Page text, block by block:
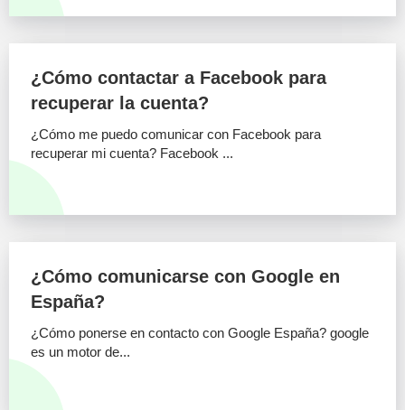
¿Cómo contactar a Facebook para
recuperar la cuenta?
¿Cómo me puedo comunicar con Facebook para
recuperar mi cuenta? Facebook ...
¿Cómo comunicarse con Google en
España?
¿Cómo ponerse en contacto con Google España? google
es un motor de...